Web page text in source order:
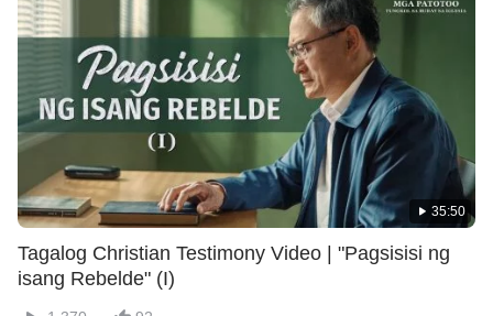
35:50
Tagalog Christian Testimony Video | "Pagsisisi ng
isang Rebelde" (I)